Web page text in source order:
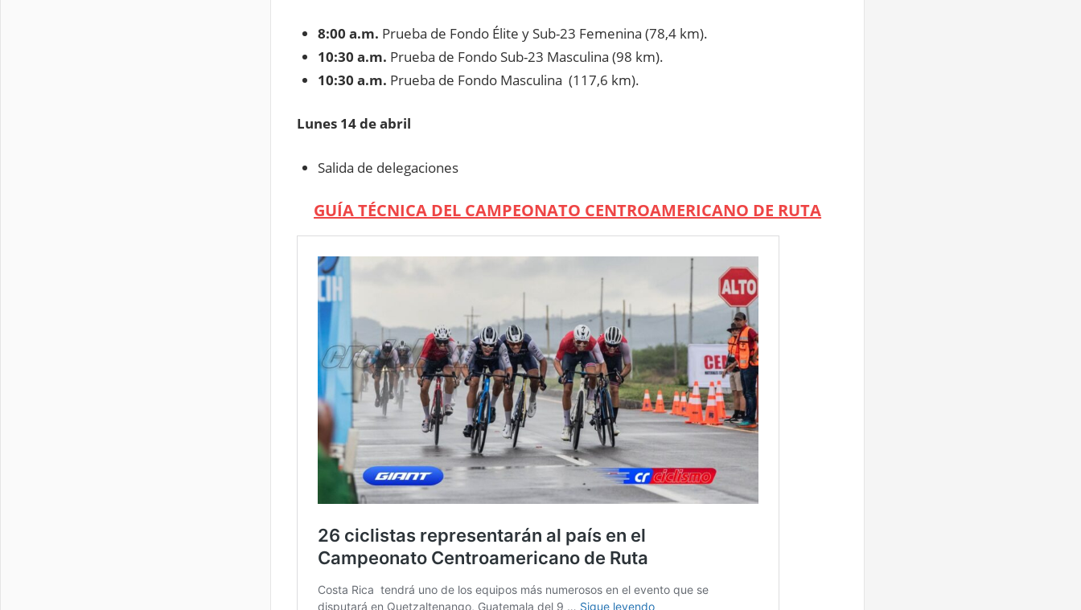
8:00 a.m. Prueba de Fondo Élite y Sub-23 Femenina (78,4 km).
10:30 a.m. Prueba de Fondo Sub-23 Masculina (98 km).
10:30 a.m. Prueba de Fondo Masculina (117,6 km).
Lunes 14 de abril
Salida de delegaciones
GUÍA TÉCNICA DEL CAMPEONATO CENTROAMERICANO DE RUTA